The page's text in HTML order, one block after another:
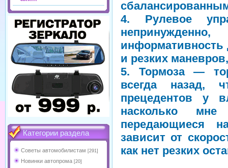
Категории раздела
Советы автомобилистам [291]
Новинки автопрома [20]
4. Рулевое
информативность
и резких
5. Тормоза —
всегда назад,
прецедентов у
насколько мне
передающиеся
зависит от
как нет резких